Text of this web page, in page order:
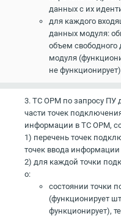
данных с их
для каждого
данных модуля:
объем свободного
модуля
не
3. ТС ОРМ по запросу ПУ
части точек
информации в ТС ОРМ,
1) перечень точек
точек ввода
2) для каждой точки
о:
состоянии точки
(функционирует
функционирует),